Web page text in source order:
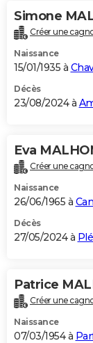
Simone
Créer une
Naissance
15/01/1935 à
Décès
23/08/2024 à
Eva
Créer une
Naissance
26/06/1965 à
Décès
27/05/2024 à
Patrice
Créer une
Naissance
07/03/1954 à